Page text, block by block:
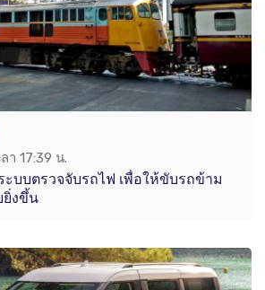
า 17:39 น.
บบตรวจจับรถไฟ เพื่อให้ขับรถข้าม
ยิ่งขึ้น